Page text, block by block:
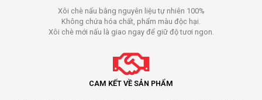
Xôi chè nấu bằng nguyên liệu tự nhiên 100%
Không chứa hóa chất, phẩm màu độc hại.
Xôi chè mới nấu là giao ngay để giữ độ tươi ngon.
CAM KẾT VỀ SẢN PHẨM